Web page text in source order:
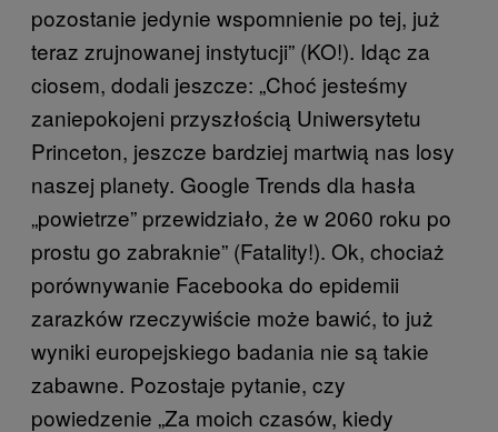
pozostanie jedynie wspomnienie po tej, już
teraz zrujnowanej instytucji” (KO!). Idąc za
ciosem, dodali jeszcze: „Choć jesteśmy
zaniepokojeni przyszłością Uniwersytetu
Princeton, jeszcze bardziej martwią nas losy
naszej planety. Google Trends dla hasła
„powietrze” przewidziało, że w 2060 roku po
prostu go zabraknie” (Fatality!). Ok, chociaż
porównywanie Facebooka do epidemii
zarazków rzeczywiście może bawić, to już
wyniki europejskiego badania nie są takie
zabawne. Pozostaje pytanie, czy
powiedzenie „Za moich czasów, kiedy